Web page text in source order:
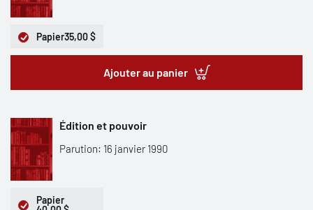
Papier35,00 $
Ajouter au panier
Édition et pouvoir
Parution: 16 janvier 1990
Papier